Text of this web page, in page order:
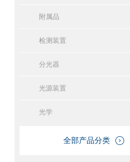
附属品
检测装置
分光器
光源装置
光学
全部产品分类